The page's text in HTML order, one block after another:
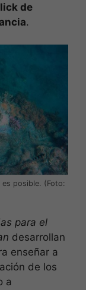
de
.
posible. (Foto:
para el
desarrollan
enseñar a
de los
a